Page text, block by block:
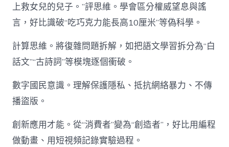
上救女兒的兒子。”評思維。學會區分權威望息與謠
言，好比識破“吃巧克力能長高10厘米”等偽科學。
計算思維。將復雜問題拆解，如把語文學習拆分為“白
話文”“古詩詞”等模塊逐個衝破。
數字國民意識。理解保護隱私、抵抗網絡暴力、不傳
播盜版。
創新應用才能。從“消費者”變為“創造者”，好比用編程
做動畫、用短視頻記錄實驗過程。